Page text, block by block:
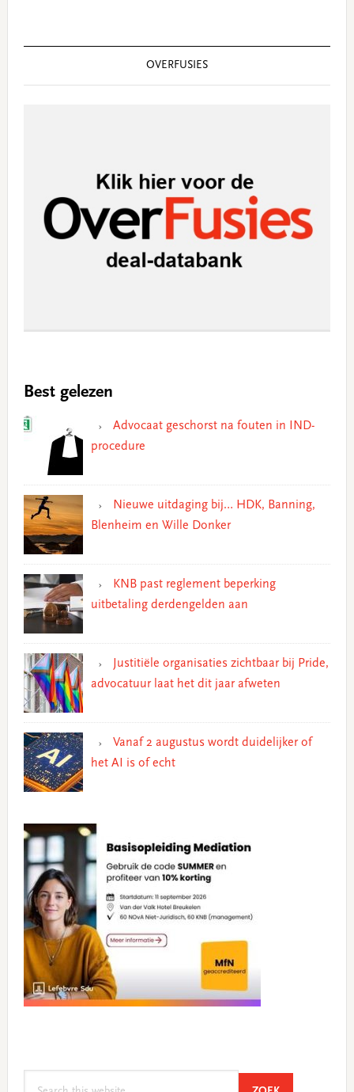
OVERFUSIES
Best gelezen
Advocaat geschorst na fouten in IND-
procedure
Nieuwe uitdaging bij… HDK, Banning,
Blenheim en Wille Donker
KNB past reglement beperking
uitbetaling derdengelden aan
Justitiële organisaties zichtbaar bij Pride,
advocatuur laat het dit jaar afweten
Vanaf 2 augustus wordt duidelijker of
het AI is of echt